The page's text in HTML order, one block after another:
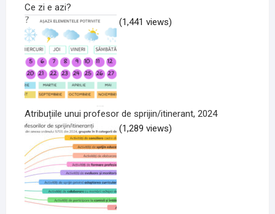
Ce zi e azi?
(1,441 views)
Atribuțiile unui profesor de sprijin/itinerant, 2024
(1,289 views)